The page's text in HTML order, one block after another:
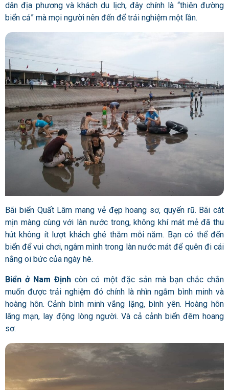
dân địa phương và khách du lịch, đây chính là “thiên đường
biển cả” mà mọi người nên đến để trải nghiệm một lần.
Bãi biển Quất Lâm mang vẻ đẹp hoang sơ, quyến rũ. Bãi cát
mịn màng cùng với làn nước trong, không khí mát mẻ đã thu
hút không ít lượt khách ghé thăm mỗi năm. Bạn có thể đến
biển để vui chơi, ngâm mình trong làn nước mát để quên đi cái
nắng oi bức của ngày hè.
Biển ở Nam Định còn có một đặc sản mà bạn chắc chắn
muốn được trải nghiệm đó chính là nhìn ngắm bình minh và
hoàng hôn. Cảnh bình minh vắng lặng, bình yên. Hoàng hôn
lãng mạn, lay động lòng người. Và cả cảnh biển đêm hoang
sơ.